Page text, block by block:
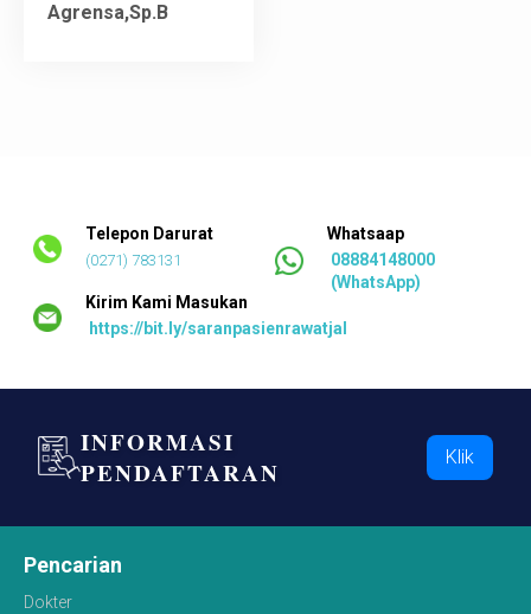
SOSIAL MEDIA
Agrensa,Sp.B
Telepon Darurat
(0271) 783131
Whatsaap
08884148000
(WhatsApp)
Kirim Kami Masukan
https://bit.ly/saranpasienrawatjalan
INFORMASI
PENDAFTARAN
Klik
Pencarian
Dokter